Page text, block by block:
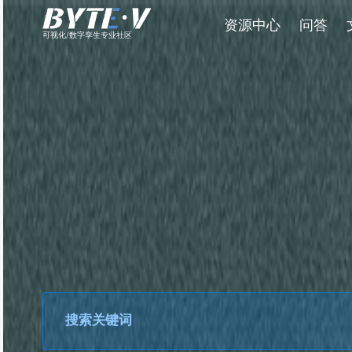
可视化/数字孪生专业社区
资源中心 问答